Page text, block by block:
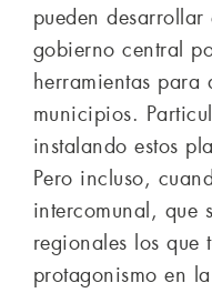
pueden
gobierno central
herramientas para
municipios.
instalando estos
Pero incluso,
intercomunal, que
regionales los que
protagonismo en